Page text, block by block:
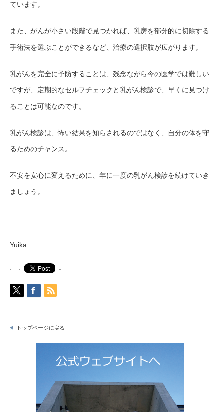
ています。
また、がんが小さい段階で見つかれば、乳房を部分的に切除する
手術法を選ぶことができるなど、治療の選択肢が広がります。
乳がんを完全に予防することは、残念ながら今の医学では難しい
ですが、定期的なセルフチェックと乳がん検診で、早くに見つけ
ることは可能なのです。
乳がん検診は、怖い結果を知らされるのではなく、自分の体を守
るためのチャンス。
不安を安心に変えるために、年に一度の乳がん検診を続けていき
ましょう。
Yuika
トップページに戻る